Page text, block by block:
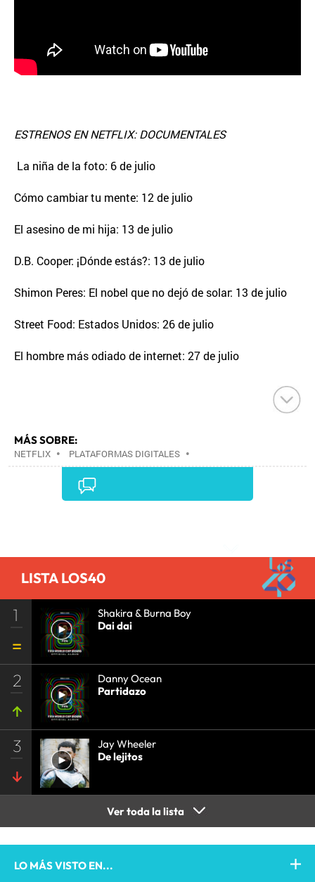
ESTRENOS EN NETFLIX: DOCUMENTALES
La niña de la foto: 6 de julio
Cómo cambiar tu mente: 12 de julio
El asesino de mi hija: 13 de julio
D.B. Cooper: ¡Dónde estás?: 13 de julio
Shimon Peres: El nobel que no dejó de solar: 13 de julio
Street Food: Estados Unidos: 26 de julio
El hombre más odiado de internet: 27 de julio
MÁS SOBRE:
NETFLIX • PLATAFORMAS DIGITALES •
TELEVISIÓN IP•TELEVISIÓN•INTERNET•
•ECONOMÍA
MEDIOS COMUNICACIÓN•COMUNICACIONES•
LISTA LOS40
1
Shakira & Burna Boy
Dai dai
2
Danny Ocean
Partidazo
3
Jay Wheeler
De lejitos
Ver toda la lista
LO MÁS VISTO EN...